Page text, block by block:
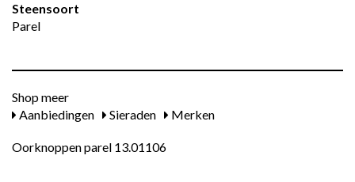
Steensoort
Parel
Shop meer
Aanbiedingen
Sieraden Merken
Oorknoppen parel 13.01106